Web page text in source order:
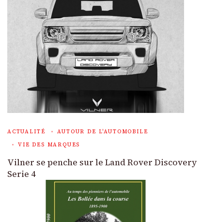
ACTUALITÉ
AUTOUR DE L'AUTOMOBILE
VIE DES MARQUES
Vilner se penche sur le Land Rover Discovery
Serie 4